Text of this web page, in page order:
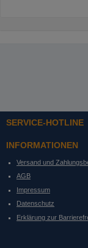
SERVICE-HOTLINE
INFORMATIONEN
Versand und
AGB
Impressum
Datenschutz
Erklärung zur